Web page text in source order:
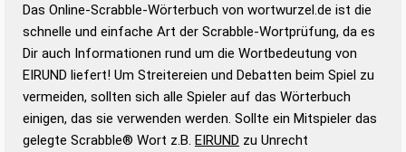
Wortwurzel liefert mit Hilfe eines semantischen
Wortanalyse-Algorithmus gute Anhaltspunkte zu
Wortbedeutung, Worttrennung und Wortform, um die
Gültigkeit eines Wortes für das Scrabble-Spiel zu
bestimmen!
zugelassene Turnier Scrabble-
Wörterbücher sind:
Das Online-Scrabble-Wörterbuch von wortwurzel.de ist die
schnelle und einfache Art der Scrabble-Wortprüfung, da es
Dir auch Informationen rund um die Wortbedeutung von
EIRUND liefert! Um Streitereien und Debatten beim Spiel zu
vermeiden, sollten sich alle Spieler auf das Wörterbuch
einigen, das sie verwenden werden. Sollte ein Mitspieler das
gelegte Scrabble® Wort z.B. EIRUND zu Unrecht